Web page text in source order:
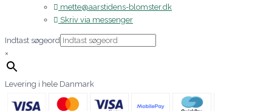
mette@aarstidens-blomster.dk
Skriv via messenger
Indtast søgeord
×
Levering i hele Danmark